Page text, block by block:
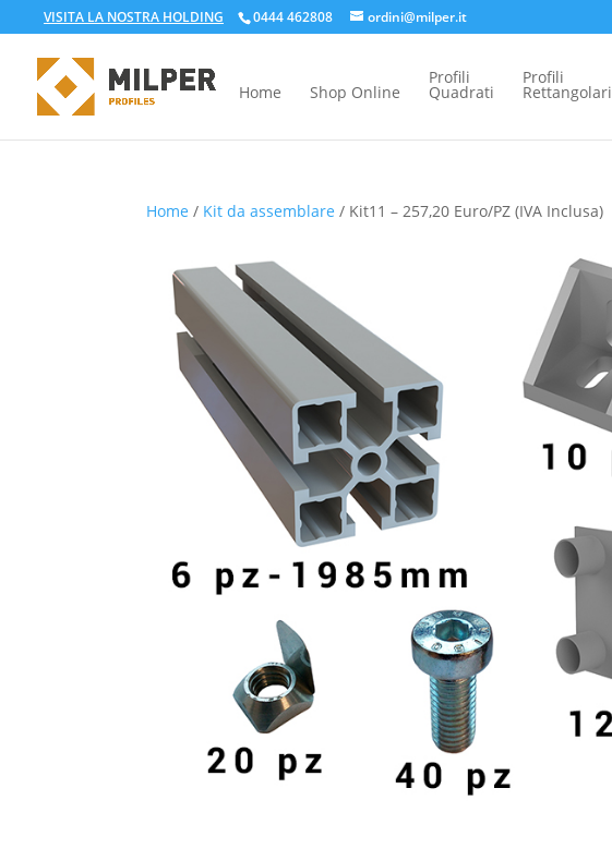
VISITA LA NOSTRA HOLDING 0444 462808 ordini@milper.it
Home Shop Online
Profili
Quadrati
Profili
Rettangolari
Home / Kit da assemblare / Kit11 – 257,20 Euro/PZ (IVA Inclusa)